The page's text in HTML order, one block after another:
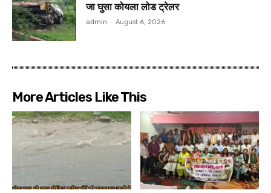
जा घुसा कोयला लोड ट्रेलर
admin - August 6, 2026
More Articles Like This